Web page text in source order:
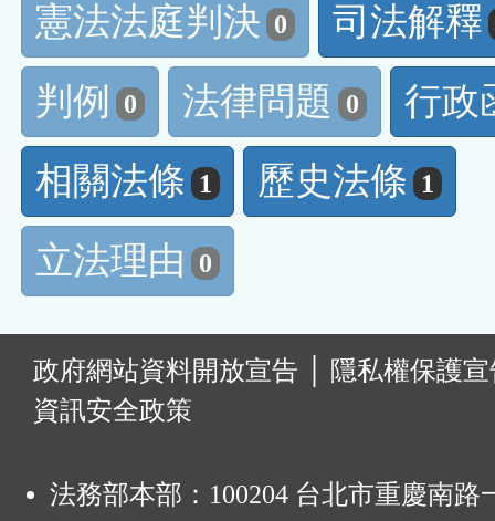
憲法法庭判決 0
司法解釋
判例
0 法律問題 0
行政
相關法條
1 歷史法條 1
立法理由 0
政府網站資料開放宣告
隱私權保護
資訊安全政策
法務部本部：100204 台北市重慶南路